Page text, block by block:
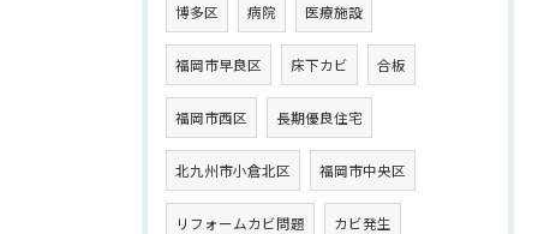
博多区 病院 医療施設
福岡市早良区 床下カビ 合板
福岡市西区 長期優良住宅
北九州市小倉北区 福岡市中央区
リフォームカビ問題 カビ発生